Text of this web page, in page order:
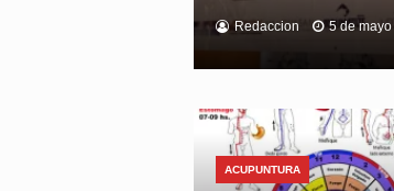
Redaccion 5 de
ACUPUNTURA